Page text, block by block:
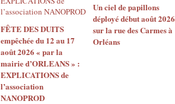
FÊTE DES DUITS
empêchée du 12 au 17
août 2026 « par la
mairie d’ORLEANS » :
EXPLICATIONS de
l’association
NANOPROD
Un ciel de papillons
déployé début août 2026
sur la rue des Carmes à
Orléans